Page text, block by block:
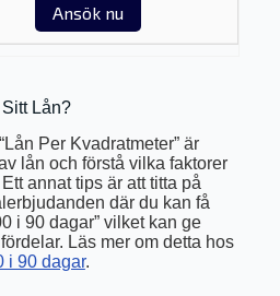
Ansök nu
Lån?
Per Kvadratmeter” är
lån och förstå vilka faktorer
annat tips är att titta på
där du kan få
i 90 dagar” vilket kan ge
Läs mer om detta hos
i 90 dagar.